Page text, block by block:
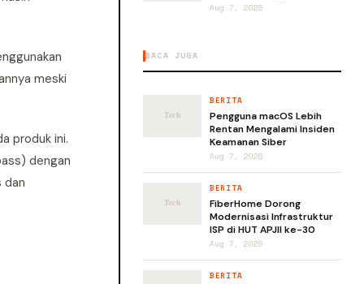
meski
produk ini.
dengan
dan
Aug 7, 2026
BACA JUGA
BERITA
Pengguna macOS Lebih
Rentan Mengalami Insiden
Keamanan Siber
Aug 7, 2026
BERITA
FiberHome Dorong
Modernisasi Infrastruktur
ISP di HUT APJII ke-30
Aug 7, 2026
BERITA